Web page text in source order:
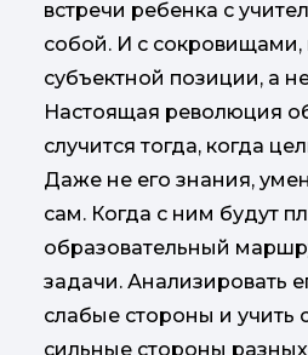
встречи ребенка с
собой. И с сокровищами,
субъектной позиции, а
Настоящая революция
случится тогда, когда
Даже не его знания,
сам. Когда с ним будут
образовательный
задачи. Анализировать
слабые стороны и учить
сильные стороны